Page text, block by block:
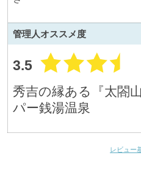
管理人オススメ度
3.5
秀吉の縁ある『太閤
パー銭湯温泉
レビュー